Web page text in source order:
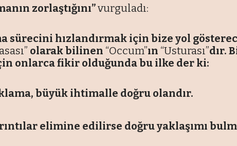
zorlaştığını”vurguladı:
sürecini hızlandırmak için bize yol
olarak bilinen “Occum”ın “Usturası”dır.
onlarca fikir olduğunda bu ilke der ki:
büyük ihtimalle doğru olandır.
elimine edilirse doğru yaklaşımı